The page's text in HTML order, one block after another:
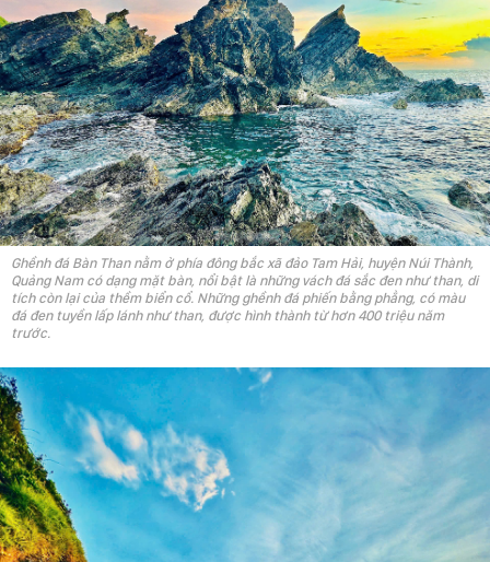
Ghềnh đá Bàn Than nằm ở phía đông bắc xã đảo Tam Hải, huyện Núi Thành,
Quảng Nam có dạng mặt bàn, nổi bật là những vách đá sắc đen như than, di
tích còn lại của thềm biển cổ. Những ghềnh đá phiến bằng phẳng, có màu
đá đen tuyền lấp lánh như than, được hình thành từ hơn 400 triệu năm
trước.